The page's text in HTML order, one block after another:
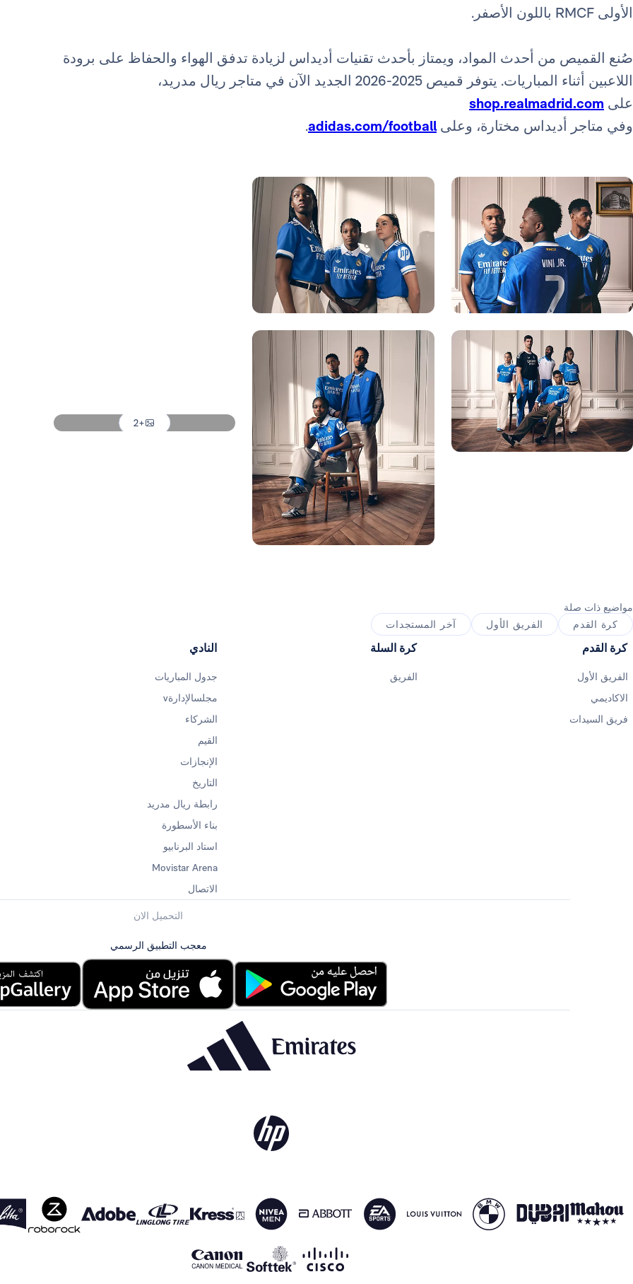
الأولى RMCF باللون الأصفر.
صُنع القميص من أحدث المواد، ويمتاز بأحدث تقنيات أديداس لزيادة تدفق الهواء والحفاظ على برودة
اللاعبين أثناء المباريات. يتوفر قميص 2025-2026 الجديد الآن في متاجر ريال مدريد،
على shop.realmadrid.com
وفي متاجر أديداس مختارة، وعلىadidas.com/football
.
+2
مواضيع ذات صلة
كرة القدم
الفريق الأول آخر المستجدات
كرة القدم
الفريق الأول
الاكاديمي
فريق السيدات
كرة السلة
الفريق
النادي
جدول المباريات
مجلسالإدارةv
الشركاء
القيم
الإنجازات
التاريخ
رابطة ريال مدريد
بناء الأسطورة
استاد البرنابيو
Movistar Arena
الاتصال
التحميل الان
معجب التطبيق الرسمي